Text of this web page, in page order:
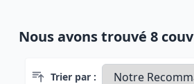
Nous avons trouvé 8
Trier par :